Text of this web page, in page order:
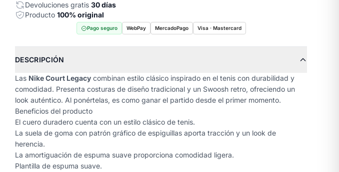
Devoluciones gratis 30 días
Producto 100% original
Pago seguro WebPay MercadoPago Visa · Mastercard
DESCRIPCIÓN
Las Nike Court Legacy combinan estilo clásico inspirado en el tenis con durabilidad y
comodidad. Presenta costuras de diseño tradicional y un Swoosh retro, ofreciendo un
look auténtico. Al ponértelas, es como ganar el partido desde el primer momento.
Beneficios del producto
El cuero duradero cuenta con un estilo clásico de tenis.
La suela de goma con patrón gráfico de espiguillas aporta tracción y un look de
herencia.
La amortiguación de espuma suave proporciona comodidad ligera.
Plantilla de espuma suave.